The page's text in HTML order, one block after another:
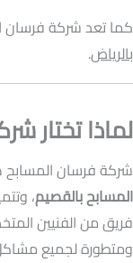
كما تعد شركة فرسان
بالرياض.
لماذا تختار
شركة فرسان
المسابح بالقصيم،
فريق من الفنيين
ومتطورة لجميع